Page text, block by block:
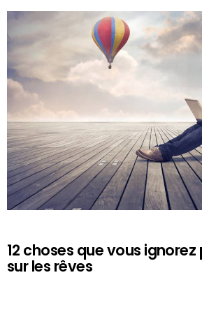
12 choses que vous
sur les rêves